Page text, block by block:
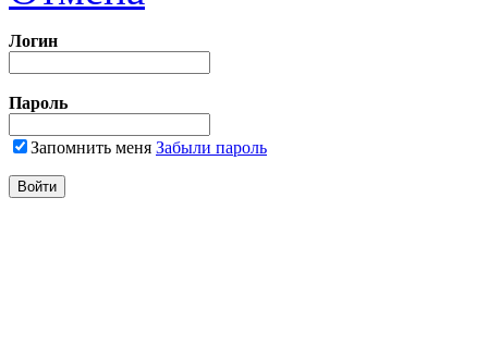
Логин
Пароль
Запомнить меня Забыли пароль